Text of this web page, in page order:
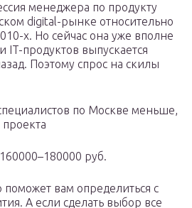
менеджера по продукту
digital-рынке относительно
х. Но сейчас она уже вполне
IT-продуктов выпускается
Поэтому спрос на скилы
по Москве меньше,
руб.
вам определиться с
А если сделать выбор все